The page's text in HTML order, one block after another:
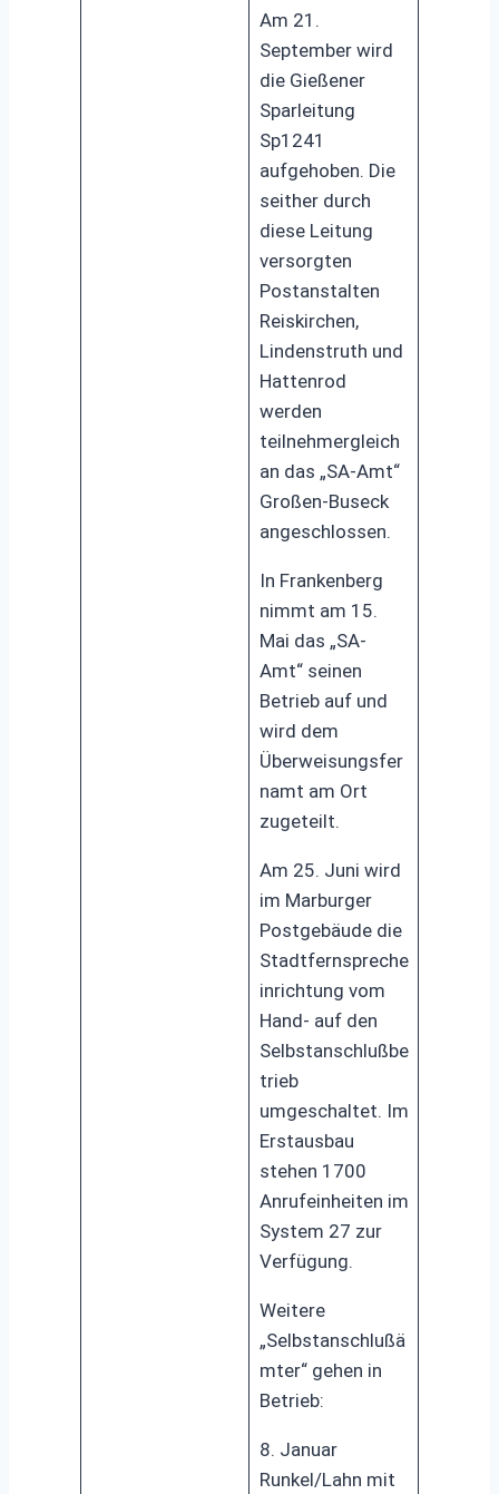
Am 21.
September wird
die Gießener
Sparleitung
Sp1241
aufgehoben. Die
seither durch
diese Leitung
versorgten
Postanstalten
Reiskirchen,
Lindenstruth und
Hattenrod
werden
teilnehmergleich
an das „SA-Amt“
Großen-Buseck
angeschlossen.
In Frankenberg
nimmt am 15.
Mai das „SA-
Amt“ seinen
Betrieb auf und
wird dem
Überweisungsfer
namt am Ort
zugeteilt.
Am 25. Juni wird
im Marburger
Postgebäude die
Stadtfernspreche
inrichtung vom
Hand- auf den
Selbstanschlußbe
trieb
umgeschaltet. Im
Erstausbau
stehen 1700
Anrufeinheiten im
System 27 zur
Verfügung.
Weitere
„Selbstanschlußä
mter“ gehen in
Betrieb:
8. Januar
Runkel/Lahn mit